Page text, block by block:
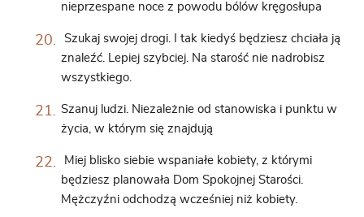
nieprzespane noce z powodu bólów kręgosłupa
Szukaj swojej drogi. I tak kiedyś będziesz chciała ją
znaleźć. Lepiej szybciej. Na starość nie nadrobisz
wszystkiego.
Szanuj ludzi. Niezależnie od stanowiska i punktu w
życia, w którym się znajdują
Miej blisko siebie wspaniałe kobiety, z którymi
będziesz planowała Dom Spokojnej Starości.
Mężczyźni odchodzą wcześniej niż kobiety.